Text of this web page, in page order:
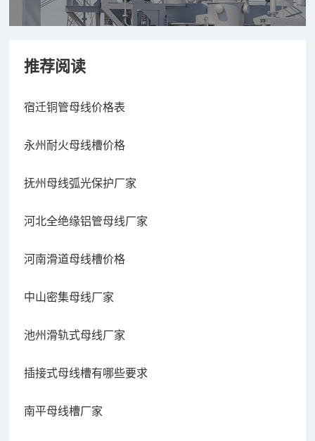
推荐阅读
宿迁铜管母线价格表
永州耐火母线槽价格
抚州母线弧光保护厂家
河北全绝缘铝管母线厂家
河南滑道母线槽价格
中山密集母线厂家
池州滑轨式母线厂家
插接式母线槽有哪些要求
南平母线槽厂家